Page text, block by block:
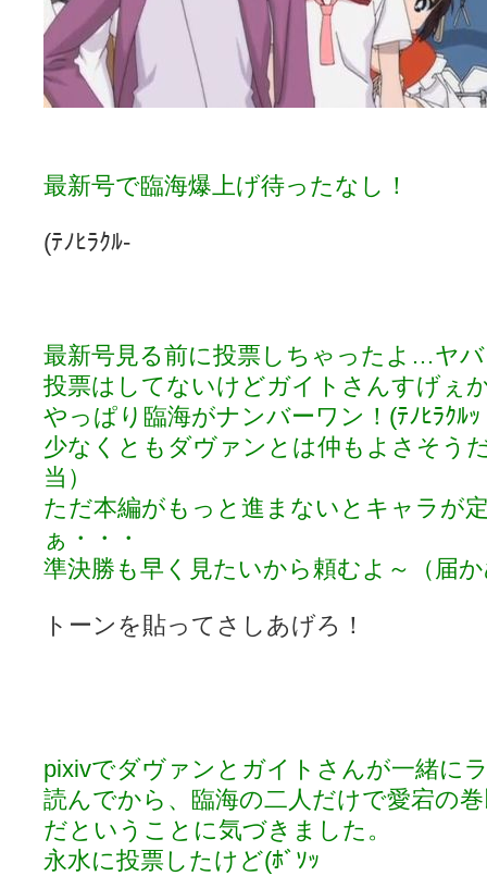
最新号で臨海爆上げ待ったなし！
(ﾃﾉﾋﾗｸﾙ-
最新号見る前に投票しちゃったよ…ヤ
投票はしてないけどガイトさんすげぇ
やっぱり臨海がナンバーワン！(ﾃﾉﾋﾗｸﾙｯ
少なくともダヴァンとは仲もよさそう
当）
ただ本編がもっと進まないとキャラが
ぁ・・・
準決勝も早く見たいから頼むよ～（届
トーンを貼ってさしあげろ！
pixivでダヴァンとガイトさんが一緒に
読んでから、臨海の二人だけで愛宕の
だということに気づきました。
永水に投票したけど(ﾎﾞｿｯ